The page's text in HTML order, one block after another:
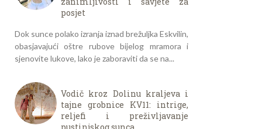
posjet
Dok sunce polako izranja iznad brežuljka Eskvilin,
obasjavajući oštre rubove bijelog mramora i
sjenovite lukove, lako je zaboraviti da se na...
Vodič kroz Dolinu kraljeva i
tajne grobnice KV11: intrige,
reljefi i preživljavanje